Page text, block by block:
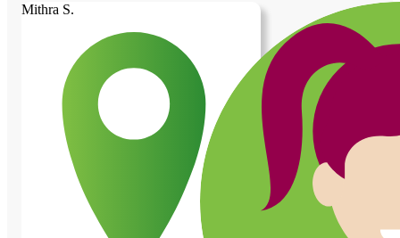
confiance et au bien-être des personnes
que j’accompagne. Je peux apporter mon
aide pour l’entretien du logement, la
préparation de repas simples, les courses,
l’accompagnement dans les gestes du
quotidien ainsi qu’une présence
rassurante. Mes qualités principales sont :
* Sérieuse et fiable * Ponctuelle et
organisée * Discrète et respectueuse de la
vie privée * Empathique et à l’écoute *
Patiente et attentionnée * Autonome et
adaptable Je souhaite proposer mes
services dans un cadre basé sur le respect,
la confiance et l’entraide. Mon objectif est
Mithra S.